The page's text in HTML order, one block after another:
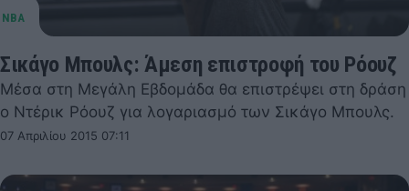
Σικάγο Μπουλς: Άμεση επιστροφή του Ρόουζ
Μέσα στη Μεγάλη Εβδομάδα θα επιστρέψει στη δράση
ο Ντέρικ Ρόουζ για λογαριασμό των Σικάγο Μπουλς.
07 Απριλίου 2015 07:11